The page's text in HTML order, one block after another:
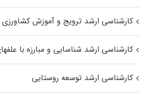
کارشناسی ارشد ترویج و آموزش کشاورزی
کارشناسی ارشد شناسایی و مبارزه با
کارشناسی ارشد توسعه روستایی